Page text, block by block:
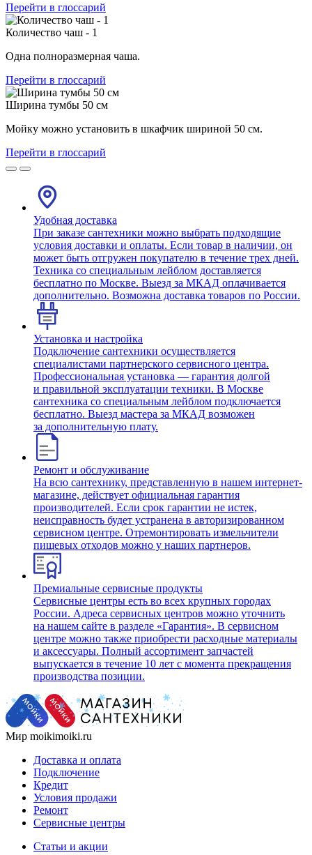
Перейти в глоссарий
Количество чаш - 1
Одна полноразмерная чаша.
Перейти в глоссарий
Ширина тумбы 50 см
Мойку можно установить в шкафчик шириной 50 см.
Перейти в глоссарий
Удобная доставка
При заказе сантехники можно выбрать подходящие
условия доставки и оплаты. Если товар в наличии, он
может быть отгружен покупателю в течение трех дней.
Техника со специальным лейблом доставляется
бесплатно по Москве. Выезд за МКАД оплачивается
дополнительно. Возможна доставка товаров по России.
Установка и настройка
Подключение сантехники осуществляется
специалистами партнерского сервисного центра.
Профессиональная установка — гарантия долгой
и правильной эксплуатации техники. В Москве
сантехника со специальным лейблом подключается
бесплатно. Выезд мастера за МКАД возможен
за дополнительную плату.
Ремонт и обслуживание
На всю сантехнику, представленную в нашем интернет-
магазине, действует официальная гарантия
производителей. Если срок гарантии не истек,
неисправность будет устранена в авторизированном
сервисном центре. Отремонтировать измельчители
пищевых отходов можно у наших партнеров.
Премиальные сервисные продукты
Сервисные центры есть во всех крупных городах
России. Адреса сервисных центров можно уточнить
на нашем сайте в разделе «Гарантия». В сервисном
центре можно также приобрести расходные материалы
и аксессуары. Полный ассортимент запчастей
выпускается в течение 10 лет с момента прекращения
производства позиции.
Мир moikimoiki.ru
Доставка и оплата
Подключение
Кредит
Условия продажи
Ремонт
Сервисные центры
Статьи и акции